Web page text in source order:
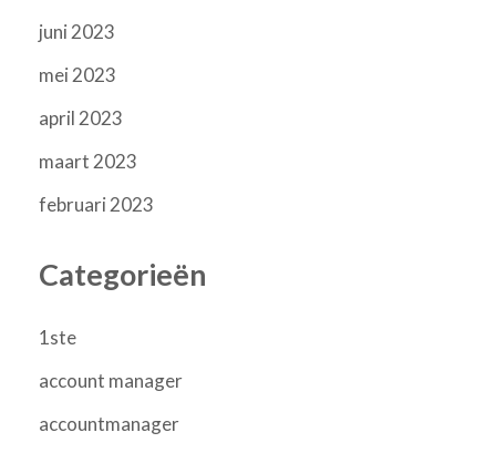
juni 2023
mei 2023
april 2023
maart 2023
februari 2023
Categorieën
1ste
account manager
accountmanager